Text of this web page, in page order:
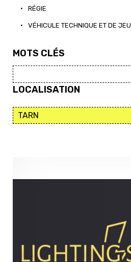
• RÉGIE
• VÉHICULE TECHNIQUE ET DE JEU
MOTS CLÉS
LOCALISATION